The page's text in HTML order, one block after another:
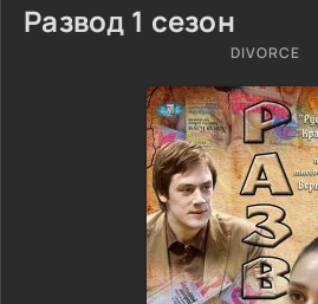
Развод 1 сезон
DIVORCE